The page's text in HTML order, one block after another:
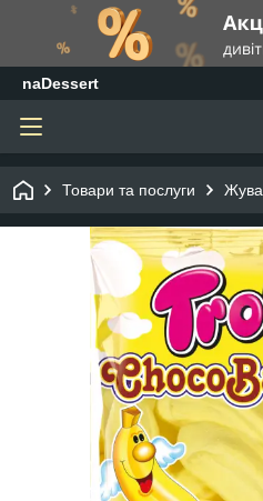
naDessert
Товари та послуги